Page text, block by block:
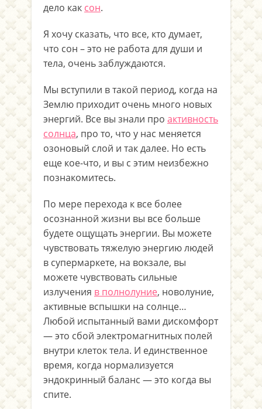
дело как сон.
Я хочу сказать, что все, кто думает,
что сон – это не работа для души и
тела, очень заблуждаются.
Мы вступили в такой период, когда на
Землю приходит очень много новых
энергий. Все вы знали про активность
солнца, про то, что у нас меняется
озоновый слой и так далее. Но есть
еще кое-что, и вы с этим неизбежно
познакомитесь.
По мере перехода к все более
осознанной жизни вы все больше
будете ощущать энергии. Вы можете
чувствовать тяжелую энергию людей
в супермаркете, на вокзале, вы
можете чувствовать сильные
излучения в полнолуние, новолуние,
активные вспышки на солнце…
Любой испытанный вами дискомфорт
— это сбой электромагнитных полей
внутри клеток тела. И единственное
время, когда нормализуется
эндокринный баланс — это когда вы
спите.